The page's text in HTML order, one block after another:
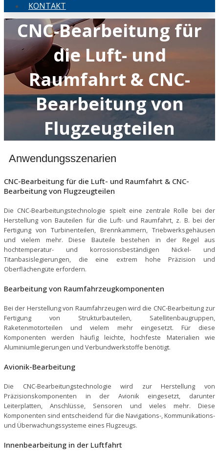
KONTAKT
CNC-Bearbeitung für
die Luft- und
Raumfahrt & CNC-
Bearbeitung von
Flugzeugteilen
Anwendungsszenarien
CNC-Bearbeitung für die Luft- und Raumfahrt & CNC-
Bearbeitung von Flugzeugteilen
Die CNC-Bearbeitungstechnologie spielt eine zentrale Rolle bei der
Herstellung von Bauteilen für die Luft- und Raumfahrt, z. B. bei der
Fertigung von Turbinenteilen, Brennkammern, Triebwerksgehäusen
und vielem mehr. Diese Bauteile bestehen in der Regel aus
hochtemperatur- und korrosionsbeständigen Nickel- und
Titanbasislegierungen, die eine extrem hohe Präzision und
Oberflächengüte erfordern.
Bearbeitung von Raumfahrzeugkomponenten
Bei der Herstellung von Raumfahrzeugen wird die CNC-Bearbeitung zur
Fertigung von Strukturbauteilen, Satellitenbaugruppen,
Raketenmotorteilen und vielem mehr eingesetzt. Für diese
Komponenten werden häufig leichte, hochfeste Materialien wie
Aluminiumlegierungen und Verbundwerkstoffe benötigt.
Avionik-Bearbeitung
Die CNC-Bearbeitungstechnologie wird zur Herstellung von
Präzisionskomponenten in der Avionik eingesetzt, darunter
Leiterplatten, Anschlüsse, Sensoren und vieles mehr. Diese
Komponenten sind entscheidend für die Navigations-, Kommunikations-
und Überwachungssysteme eines Flugzeugs.
Innenbearbeitung in der Luftfahrt